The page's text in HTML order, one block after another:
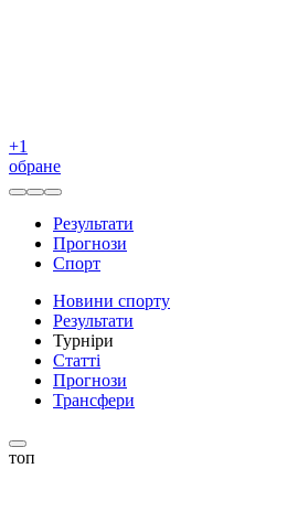
+1
обране
Результати
Прогнози
Спорт
Новини спорту
Результати
Турніри
Статті
Прогнози
Трансфери
топ